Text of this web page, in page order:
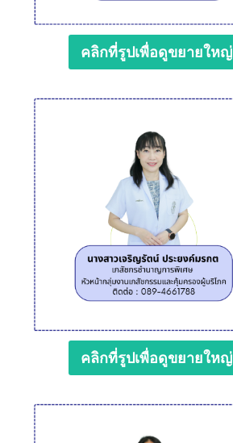
คลิกที่รูปเพื่อดูขยายใหญ่
คลิกที่รูปเพื่อดูขยายใหญ่